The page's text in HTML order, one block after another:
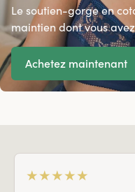
Le soutien-gorge en
maintien dont vous
Achetez maintenant
★★★★★